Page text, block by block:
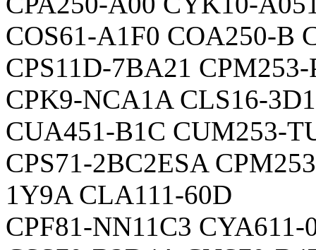
COS61-A1F0 COA250-B
CPS11D-7BA21 CPM253-
CPK9-NCA1A CLS16-
CUA451-B1C CUM253-
CPS71-2BC2ESA
1Y9A CLA111-60D
CPF81-NN11C3